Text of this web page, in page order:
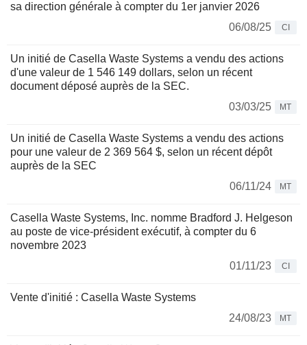
sa direction générale à compter du 1er janvier 2026
06/08/25
CI
Un initié de Casella Waste Systems a vendu des actions
d'une valeur de 1 546 149 dollars, selon un récent
document déposé auprès de la SEC.
03/03/25
MT
Un initié de Casella Waste Systems a vendu des actions
pour une valeur de 2 369 564 $, selon un récent dépôt
auprès de la SEC
06/11/24
MT
Casella Waste Systems, Inc. nomme Bradford J. Helgeson
au poste de vice-président exécutif, à compter du 6
novembre 2023
01/11/23
CI
Vente d'initié : Casella Waste Systems
24/08/23
MT